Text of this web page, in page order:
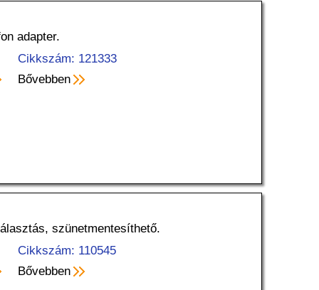
adapter.
Cikkszám: 121333
Bővebben
szünetmentesíthető.
Cikkszám: 110545
Bővebben